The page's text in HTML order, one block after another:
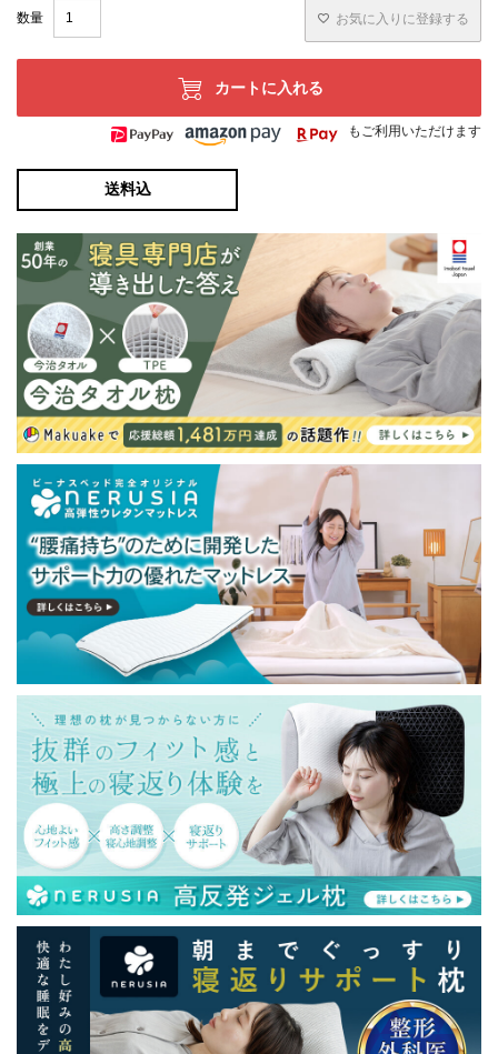
お気に入りに登録する
カートに入れる
もご利用いただけます
送料込